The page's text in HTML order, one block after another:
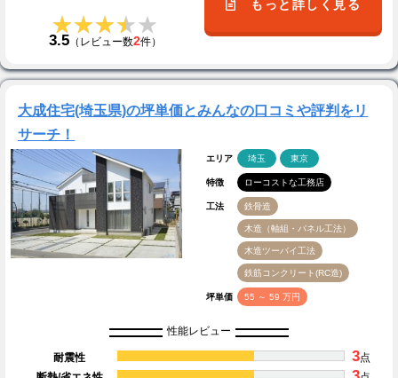
★★★★★
★★★★★
3.5（レビュー数2件）
もっと詳しく見る
大成住宅(埼玉県)の坪単価とみんなの口コミや評判をリ
サーチ！
エリア 埼玉 東京
特徴 ローコストな工務店
工法 鉄骨造
木造（軸組・パネル工法）
木造ツーバイ工法
鉄筋コンクリート(RC造)
坪単価 55 ～ 59 万円
性能レビュー
耐震性 3点